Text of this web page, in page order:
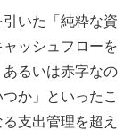
いた「純粋な資
ッシュフローを
るいは赤字なの
か」といったこ
支出管理を超え